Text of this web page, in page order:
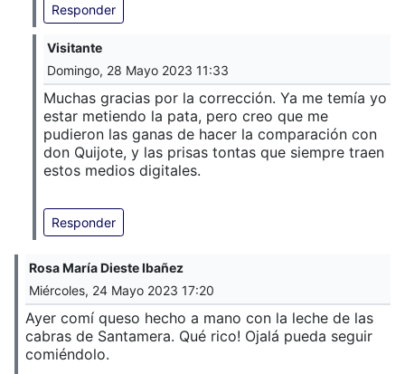
Responder
Visitante
Domingo, 28 Mayo 2023 11:33
Muchas gracias por la corrección. Ya me temía yo
estar metiendo la pata, pero creo que me
pudieron las ganas de hacer la comparación con
don Quijote, y las prisas tontas que siempre traen
estos medios digitales.
Responder
Rosa María Dieste Ibañez
Miércoles, 24 Mayo 2023 17:20
Ayer comí queso hecho a mano con la leche de las
cabras de Santamera. Qué rico! Ojalá pueda seguir
comiéndolo.